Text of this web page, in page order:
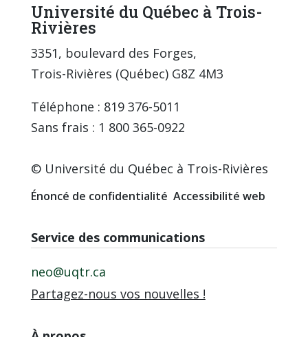
Université du Québec à Trois-
Rivières
3351, boulevard des Forges,
Trois-Rivières (Québec) G8Z 4M3
Téléphone : 819 376-5011
Sans frais : 1 800 365-0922
© Université du Québec à Trois-Rivières
Énoncé de confidentialité Accessibilité web
Service des communications
neo@uqtr.ca
Partagez-nous vos nouvelles !